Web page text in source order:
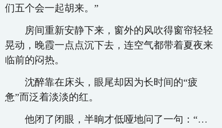
们五个会一起胡来。”
房间重新安静下来，窗外的风吹得窗帘轻轻
晃动，晚霞一点点沉下去，连空气都带着夏夜来
临前的闷热。
沈醉靠在床头，眼尾却因为长时间的“疲
惫”而泛着淡淡的红。
他闭了闭眼，半晌才低哑地问了一句：“…